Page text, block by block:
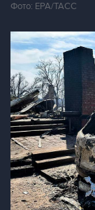
Фото: EPA/ТАСС